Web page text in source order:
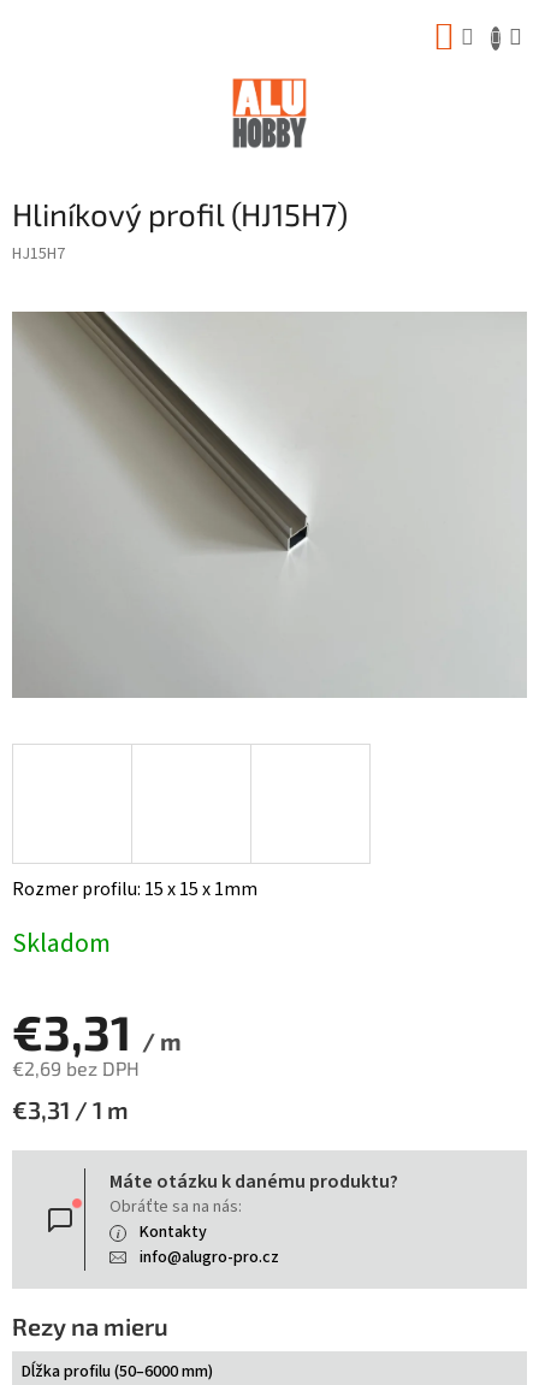
Hliníkový profil (HJ15H7)
HJ15H7
Rozmer profilu: 15 x 15 x 1mm
Skladom
€3,31 / m
€2,69 bez DPH
Jednotková
€3,31 / 1 m
Máte otázku k danému produktu?
Obráťte sa na nás:
Kontakty
info@alugro-pro.cz
Rezy na mieru
Dĺžka profilu (50–6000 mm)